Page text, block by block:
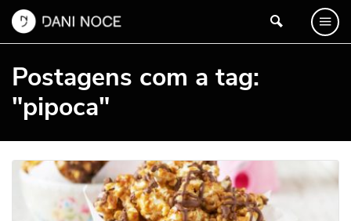
Postagens com a tag:
"pipoca"